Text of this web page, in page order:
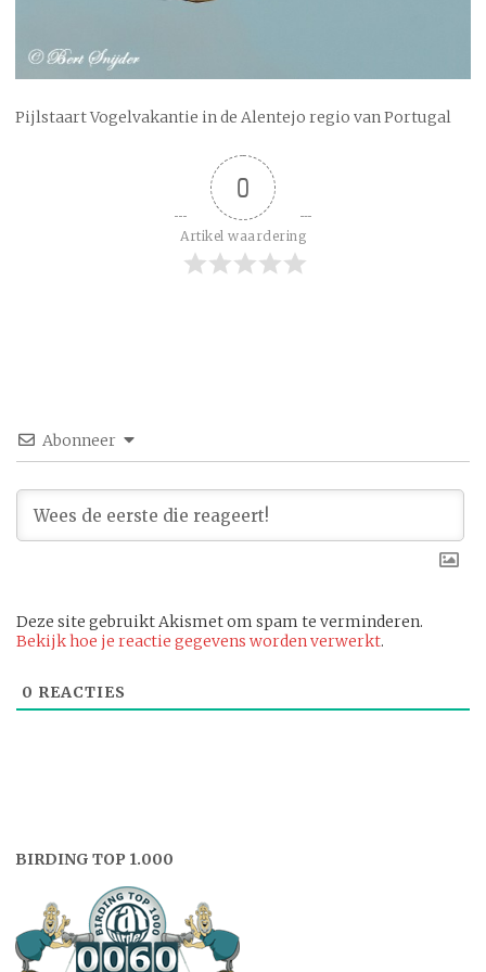
Pijlstaart Vogelvakantie in de Alentejo regio van Portugal
0
Artikel waardering
Abonneer
Deze site gebruikt Akismet om spam te verminderen.
Bekijk hoe je reactie gegevens worden verwerkt.
0 REACTIES
BIRDING TOP 1.000